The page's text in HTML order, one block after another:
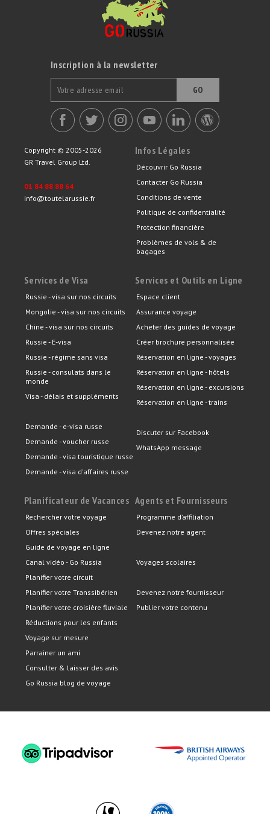
Inscription à la newsletter
GO
Copyright © 2005-2026
GR Travel Group Ltd.
01 84 88 88 64
info@toutelarussie.fr
Infos Légales
Découvrir Go Russia
Contacter Go Russia
Conditions de vente
Politique de confidentialité
Protection financière
Problèmes de vols & de
bagages
Services de Visa
Russie - visa sur nos circuits
Mongolie - visa sur nos circuits
Chine - visa sur nos circuits
Russie - E-visa
Russie - régime sans visa
Russie - consulats dans le
monde
Visa - délais et suppléments
Demande - e-visa russe
Demande - voucher russe
Demande - visa touristique russe
Demande - visa d'affaires russe
Services et Outils en Ligne
Espace client
Assurance voyage
Acheter des guides de voyage
Créer brochure personnalisée
Réservation en ligne - voyages
Réservation en ligne - hôtels
Réservation en ligne - excursions
Réservation en ligne - trains
Discuter sur Facebook
WhatsApp message
Planificateur de Vacances
Rechercher votre voyage
Offres spéciales
Guide de voyage en ligne
Canal vidéo - Go Russia
Planifier votre circuit
Planifier votre Transsibérien
Planifier votre croisière fluviale
Réductions pour les enfants
Voyage sur mesure
Parrainer un ami
Consulter & laisser des avis
Go Russia blog de voyage
Agents et Fournisseurs
Programme d’affiliation
Devenez notre agent
Voyages scolaires
Devenez notre fournisseur
Publier votre contenu